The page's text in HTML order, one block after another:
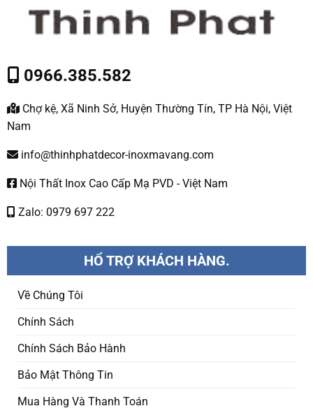
0966.385.582
Chợ kệ, Xã Ninh Sở, Huyện Thường Tín, TP Hà Nội, Việt
Nam
info@thinhphatdecor-inoxmavang.com
Nội Thất Inox Cao Cấp Mạ PVD - Việt Nam
Zalo: 0979 697 222
HỔ TRỢ KHÁCH HÀNG.
Về Chúng Tôi
Chính Sách
Chính Sách Bảo Hành
Bảo Mật Thông Tin
Mua Hàng Và Thanh Toán